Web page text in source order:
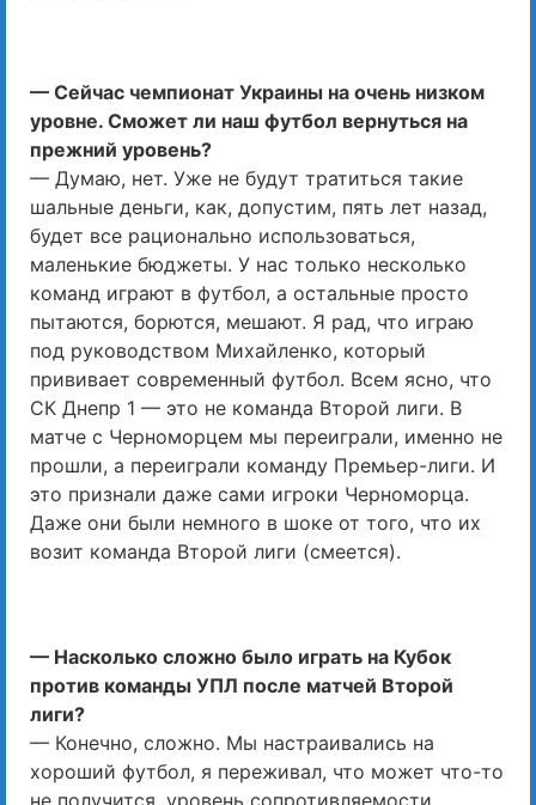
— Сейчас чемпионат Украины на очень низком
уровне. Сможет ли наш футбол вернуться на
прежний уровень?
— Думаю, нет. Уже не будут тратиться такие
шальные деньги, как, допустим, пять лет назад,
будет все рационально использоваться,
маленькие бюджеты. У нас только несколько
команд играют в футбол, а остальные просто
пытаются, борются, мешают. Я рад, что играю
под руководством Михайленко, который
прививает современный футбол. Всем ясно, что
СК Днепр 1 — это не команда Второй лиги. В
матче с Черноморцем мы переиграли, именно не
прошли, а переиграли команду Премьер-лиги. И
это признали даже сами игроки Черноморца.
Даже они были немного в шоке от того, что их
возит команда Второй лиги (смеется).
— Насколько сложно было играть на Кубок
против команды УПЛ после матчей Второй
лиги?
— Конечно, сложно. Мы настраивались на
хороший футбол, я переживал, что может что-то
не получится, уровень сопротивляемости